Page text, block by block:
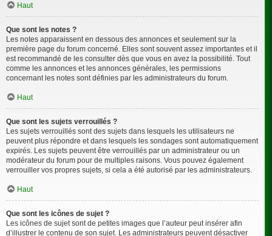
Haut
Que sont les notes ?
Les notes apparaissent en dessous des annonces et seulement sur la
première page du forum concerné. Elles sont souvent assez importantes et il
est recommandé de les consulter dès que vous en avez la possibilité. Tout
comme les annonces et les annonces générales, les permissions
concernant les notes sont définies par les administrateurs du forum.
Haut
Que sont les sujets verrouillés ?
Les sujets verrouillés sont des sujets dans lesquels les utilisateurs ne
peuvent plus répondre et dans lesquels les sondages sont automatiquement
expirés. Les sujets peuvent être verrouillés par un administrateur ou un
modérateur du forum pour de multiples raisons. Vous pouvez également
verrouiller vos propres sujets, si cela a été autorisé par les administrateurs.
Haut
Que sont les icônes de sujet ?
Les icônes de sujet sont de petites images que l’auteur peut insérer afin
d’illustrer le contenu de son sujet. Les administrateurs peuvent désactiver